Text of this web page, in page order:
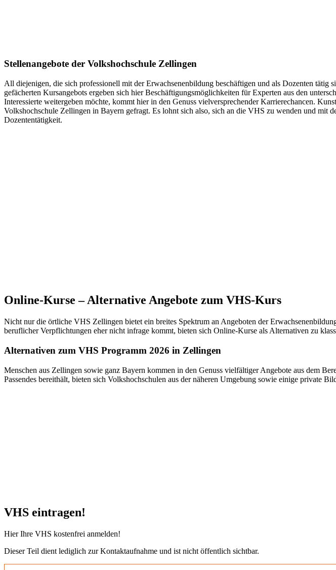
Stellenangebote der Volkshochschule Zellingen
All diejenigen, die sich professionell mit der Erwachsenenbildung beschäftigen und als Dozenten
gefächerten Kursangebots ergeben sich hier Beschäftigungsmöglichkeiten für Experten aus den
Interessierte weitergeben möchte, kommt hier in den Genuss vielversprechender Karrierechancen.
Volkshochschule Zellingen in Bayern gefragt. Es lohnt sich also, sich an die VHS zu wenden und mit
Dozententätigkeit.
Online-Kurse – Alternative Angebote zum VHS-Kurs
Nicht nur die örtliche VHS Zellingen bietet ein breites Spektrum an Angeboten der
beruflicher Verpflichtungen eher nicht infrage kommt, bieten sich Online-Kurse als Alternativen zu
Alternativen zum VHS Programm 2026 in Zellingen
Menschen aus Zellingen sowie ganz Bayern kommen in den Genuss vielfältiger Angebote aus dem
Passendes bereithält, bieten sich Volkshochschulen aus der näheren Umgebung sowie einige private
VHS eintragen!
Hier Ihre VHS kostenfrei anmelden!
Dieser Teil dient lediglich zur Kontaktaufnahme und ist nicht öffentlich sichtbar.